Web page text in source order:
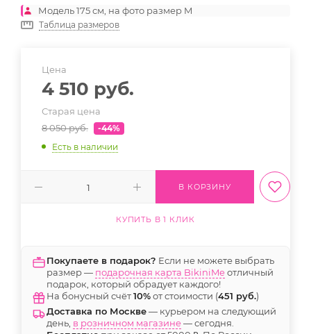
Модель 175 см, на фото размер M
Таблица размеров
Цена
4 510 руб.
Старая цена
8 050руб.
-44%
Есть в наличии
В КОРЗИНУ
КУПИТЬ В 1 КЛИК
Покупаете в подарок? Если не можете выбрать
размер — подарочная карта BikiniMeотличный
подарок, который обрадует каждого!
На бонусный счёт10%от стоимости (451 руб.)
Доставка по Москве— курьером на следующий
день, в розничном магазине— сегодня.